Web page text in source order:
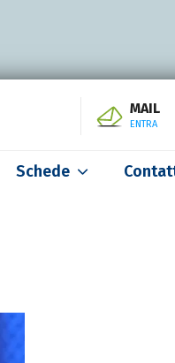
MAIL
ENTRA
Schede